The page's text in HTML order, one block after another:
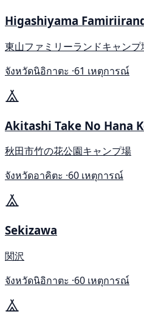
Higashiyama
東山ファミリーランドキャンプ
จังหวัดนิอิกาตะ ·61 เหตุการณ์
Akitashi Take No Hana
秋田市竹の花公園キャンプ場
จังหวัดอาคิตะ ·60 เหตุการณ์
Sekizawa
関沢
จังหวัดนิอิกาตะ ·60 เหตุการณ์